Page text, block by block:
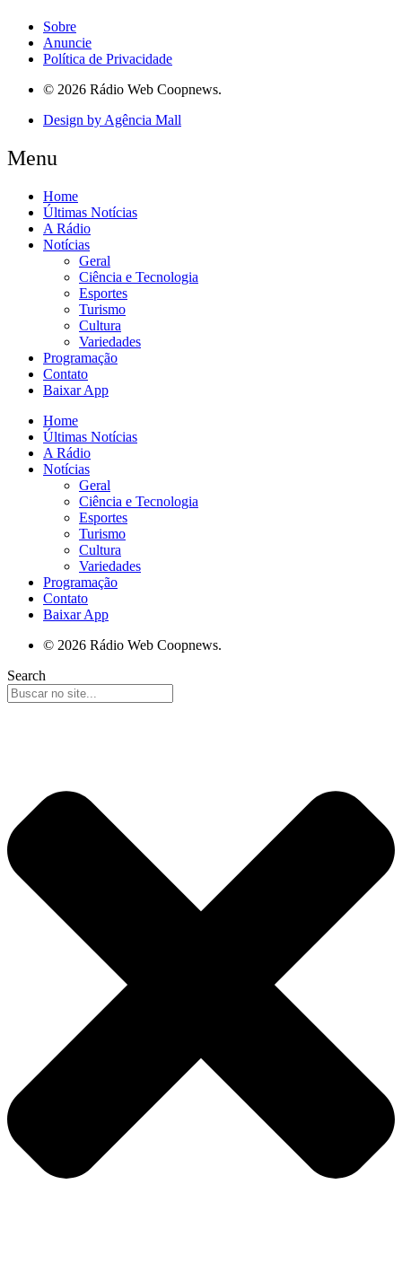
Sobre
Anuncie
Política de Privacidade
© 2026 Rádio Web Coopnews.
Design by Agência Mall
Menu
Home
Últimas Notícias
A Rádio
Notícias
Geral
Ciência e Tecnologia
Esportes
Turismo
Cultura
Variedades
Programação
Contato
Baixar App
Home
Últimas Notícias
A Rádio
Notícias
Geral
Ciência e Tecnologia
Esportes
Turismo
Cultura
Variedades
Programação
Contato
Baixar App
© 2026 Rádio Web Coopnews.
Search